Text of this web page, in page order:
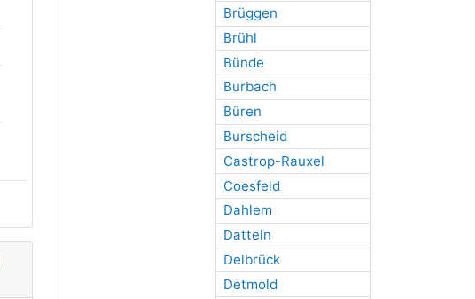
Brüggen
Brühl
Bünde
Burbach
Büren
Burscheid
Castrop-Rauxel
Coesfeld
Dahlem
Datteln
Delbrück
Detmold